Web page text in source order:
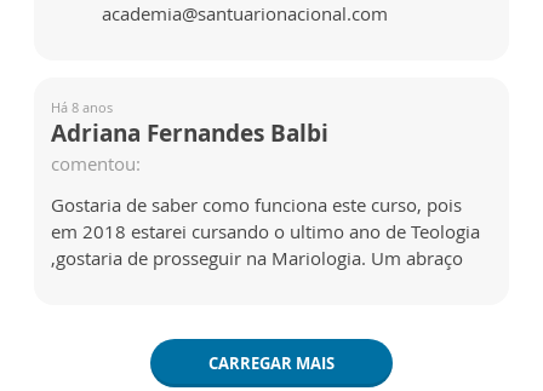
academia@santuarionacional.com
Há 8 anos
Adriana Fernandes Balbi
comentou:
Gostaria de saber como funciona este curso, pois
em 2018 estarei cursando o ultimo ano de Teologia
,gostaria de prosseguir na Mariologia. Um abraço
CARREGAR MAIS